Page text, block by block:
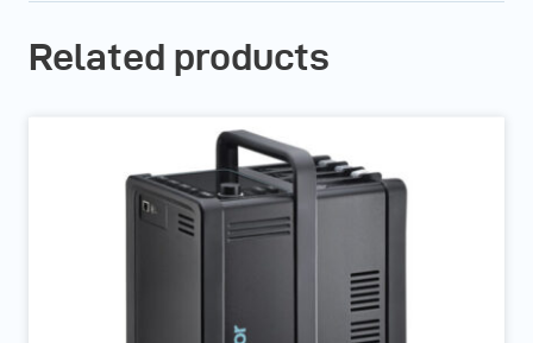
Related products